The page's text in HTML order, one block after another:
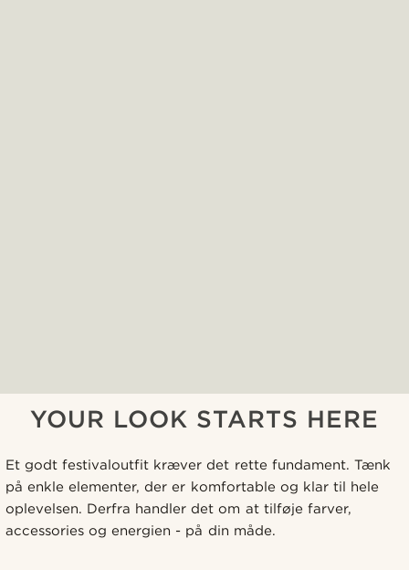
YOUR LOOK STARTS HERE
Et godt festivaloutfit kræver det rette fundament. Tænk
på enkle elementer, der er komfortable og klar til hele
oplevelsen. Derfra handler det om at tilføje farver,
accessories og energien - på din måde.